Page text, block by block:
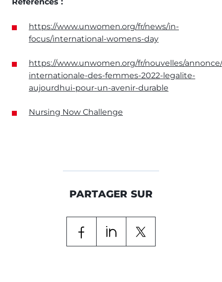
https://www.unwomen.org/fr/news/in-
focus/international-womens-day
https://www.unwomen.org/fr/nouvelles/annonce/
internationale-des-femmes-2022-legalite-
aujourdhui-pour-un-avenir-durable
Nursing Now Challenge
PARTAGER SUR